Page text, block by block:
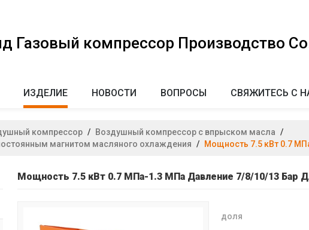
Газовый компрессор Производство
ИЗДЕЛИЕ НОВОСТИ ВОПРОСЫ СВЯЖИТЕСЬ С
компрессор / Воздушный компрессор с впрыском масла /
магнитом масляного охлаждения / Мощность 7.5 кВт 0.7
Мощность 7.5 кВт 0.7 МПа-1.3 МПа Давление 7/8/10/13 Бар
доля